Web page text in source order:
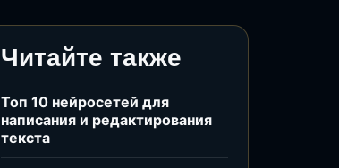
Читайте также
Топ 10 нейросетей для
написания и редактирования
текста